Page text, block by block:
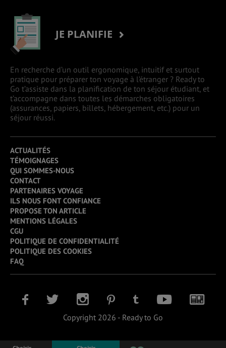
JE PLANIFIE
En recherche d’un outil ergonomique, intuitif et surtout
pratique pour préparer ton voyage à l’étranger ? Ready to
Go t’assiste dans la planification de ton séjour étudiant, et
t’accompagne dans toutes les démarches obligatoires
(assurances, papiers, billets, hébergement, etc.) pour un
séjour réussi.
ACTUALITÉS
TÉMOIGNAGES
QUI SOMMES-NOUS
CONTACT
PARTENAIRES VOYAGE
ILS NOUS FONT CONFIANCE
PROPOSE TON ARTICLE
MENTIONS LÉGALES
CGU
POLITIQUE DE CONFIDENTIALITÉ
POLITIQUE DES COOKIES
FAQ
Copyright 2026 - Ready to Go